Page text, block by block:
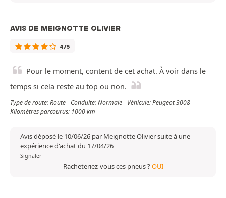
AVIS DE MEIGNOTTE OLIVIER
4/5
Pour le moment, content de cet achat. À voir dans le
temps si cela reste au top ou non.
Type de route: Route - Conduite: Normale - Véhicule: Peugeot 3008 -
Kilomètres parcourus: 1000 km
Avis déposé le 10/06/26 par Meignotte Olivier suite à une
expérience d'achat du 17/04/26
Signaler
Racheteriez-vous ces pneus ?OUI